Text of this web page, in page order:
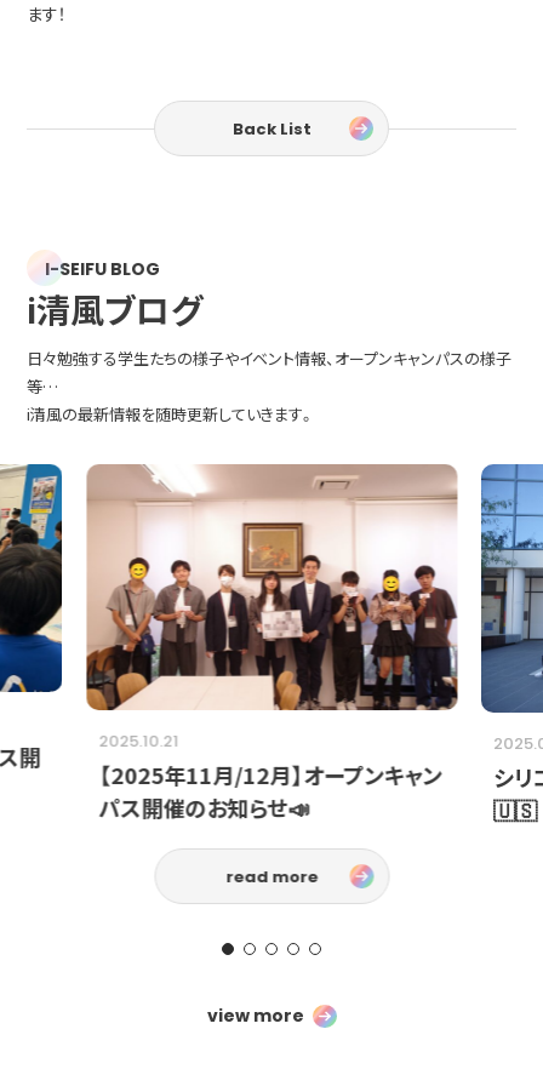
ます！
Back List
I-SEIFU BLOG
i清風ブログ
日々勉強する学生たちの様子やイベント情報、オープンキャンパスの様子
等…
i清風の最新情報を随時更新していきます。
開 2025.10.21
【2025年11月/12月】オープンキャン
パス開催のお知らせ📣
read more
シリ
🇺🇸
view more